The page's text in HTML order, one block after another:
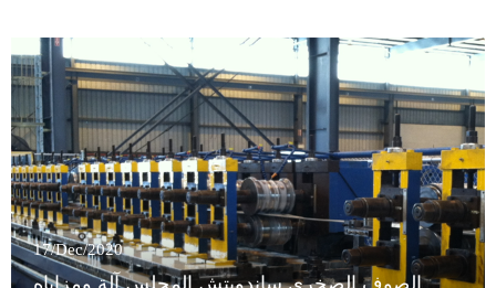
17/Dec/2020
الصوف الصخري ساندويتش المجلس آلة ومزاياه